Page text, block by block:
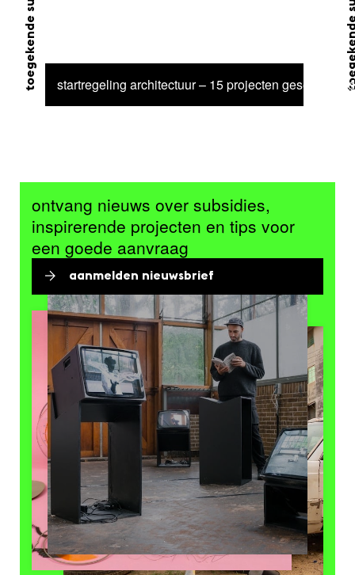
startregeling architectuur – 15 projecten geselecteerd
toegekende subsidie
ontvang nieuws over subsidies,
inspirerende projecten en tips voor
een goede aanvraag
aanmelden nieuwsbrief